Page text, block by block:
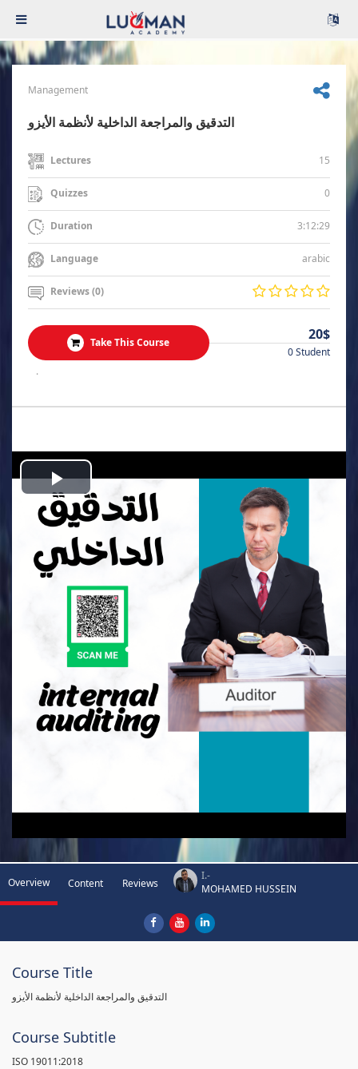
Management
التدقيق والمراجعة الداخلية لأنظمة الأيزو
Lectures 15
Quizzes 0
Duration 3:12:29
Language arabic
Reviews (0)
Take This Course 20$
0 Student
.
Play
Video
Overview Content Reviews
I.-
MOHAMED HUSSEIN
Course Title
التدقيق والمراجعة الداخلية لأنظمة الأيزو
Course Subtitle
ISO 19011:2018